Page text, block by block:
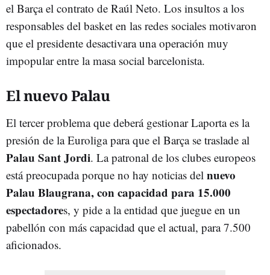
el Barça el contrato de Raúl Neto. Los insultos a los
responsables del basket en las redes sociales motivaron
que el presidente desactivara una operación muy
impopular entre la masa social barcelonista.
El nuevo Palau
El tercer problema que deberá gestionar Laporta es la
presión de la Euroliga para que el Barça se traslade al
Palau Sant Jordi. La patronal de los clubes europeos
está preocupada porque no hay noticias del nuevo
Palau Blaugrana, con capacidad para 15.000
espectadores, y pide a la entidad que juegue en un
pabellón con más capacidad que el actual, para 7.500
aficionados.